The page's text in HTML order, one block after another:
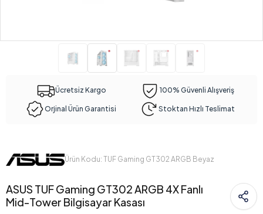
Ücretsiz Kargo 100% Güvenli Alışveriş
Orjinal Ürün Garantisi Stoktan Hızlı Teslimat
Ürün Kodu: TUF Gaming GT302 ARGB Beyaz
ASUS TUF Gaming GT302 ARGB 4X Fanlı
Mid-Tower Bilgisayar Kasası